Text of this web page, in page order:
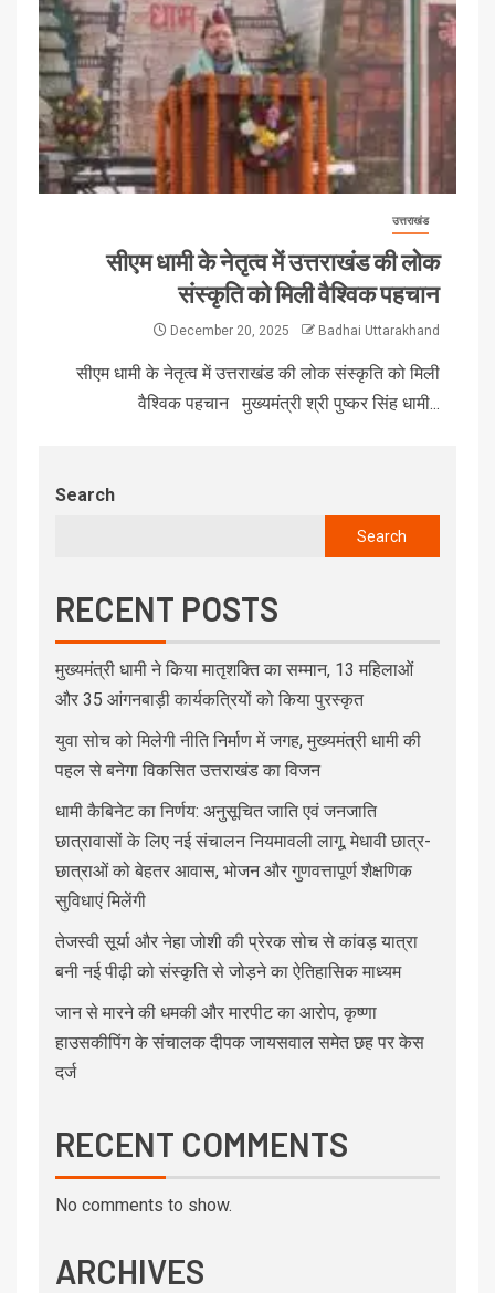
उत्तराखंड
सीएम धामी के नेतृत्व में उत्तराखंड की लोक
संस्कृति को मिली वैश्विक पहचान
December 20, 2025 Badhai Uttarakhand
सीएम धामी के नेतृत्व में उत्तराखंड की लोक संस्कृति को मिली
वैश्विक पहचान मुख्यमंत्री श्री पुष्कर सिंह धामी...
Search
Search
RECENT POSTS
मुख्यमंत्री धामी ने किया मातृशक्ति का सम्मान, 13 महिलाओं
और 35 आंगनबाड़ी कार्यकत्रियों को किया पुरस्कृत
युवा सोच को मिलेगी नीति निर्माण में जगह, मुख्यमंत्री धामी की
पहल से बनेगा विकसित उत्तराखंड का विजन
धामी कैबिनेट का निर्णय: अनुसूचित जाति एवं जनजाति
छात्रावासों के लिए नई संचालन नियमावली लागू, मेधावी छात्र-
छात्राओं को बेहतर आवास, भोजन और गुणवत्तापूर्ण शैक्षणिक
सुविधाएं मिलेंगी
तेजस्वी सूर्या और नेहा जोशी की प्रेरक सोच से कांवड़ यात्रा
बनी नई पीढ़ी को संस्कृति से जोड़ने का ऐतिहासिक माध्यम
जान से मारने की धमकी और मारपीट का आरोप, कृष्णा
हाउसकीपिंग के संचालक दीपक जायसवाल समेत छह पर केस
दर्ज
RECENT COMMENTS
No comments to show.
ARCHIVES